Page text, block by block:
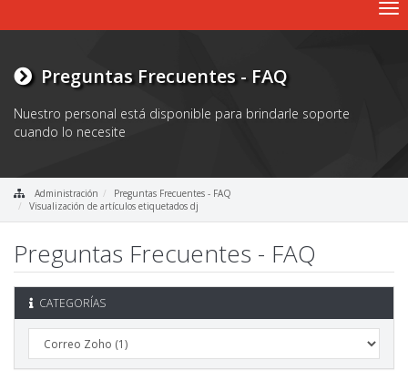
Preguntas Frecuentes - FAQ
Nuestro personal está disponible para brindarle soporte
cuando lo necesite
Administración
Preguntas Frecuentes - FAQ
Visualización de artículos etiquetados dj
Preguntas Frecuentes - FAQ
CATEGORÍAS